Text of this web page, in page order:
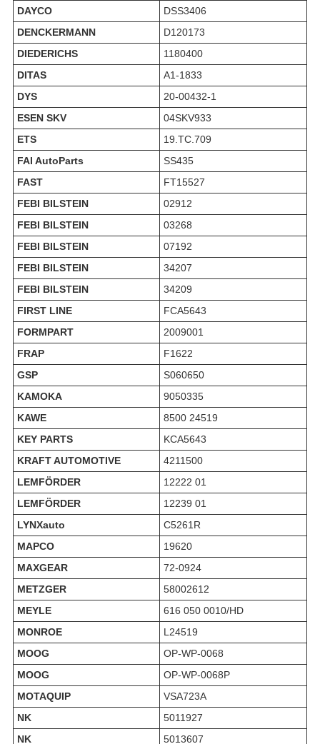
DAYCO
DSS3406
DENCKERMANN
D120173
DIEDERICHS
1180400
DITAS
A1-1833
DYS
20-00432-1
ESEN SKV
04SKV933
ETS
19.TC.709
FAI AutoParts
SS435
FAST
FT15527
FEBI BILSTEIN
02912
FEBI BILSTEIN
03268
FEBI BILSTEIN
07192
FEBI BILSTEIN
34207
FEBI BILSTEIN
34209
FIRST LINE
FCA5643
FORMPART
2009001
FRAP
F1622
GSP
S060650
KAMOKA
9050335
KAWE
8500 24519
KEY PARTS
KCA5643
KRAFT AUTOMOTIVE
4211500
LEMFÖRDER
12222 01
LEMFÖRDER
12239 01
LYNXauto
C5261R
MAPCO
19620
MAXGEAR
72-0924
METZGER
58002612
MEYLE
616 050 0010/HD
MONROE
L24519
MOOG
OP-WP-0068
MOOG
OP-WP-0068P
MOTAQUIP
VSA723A
NK
5011927
NK
5013607